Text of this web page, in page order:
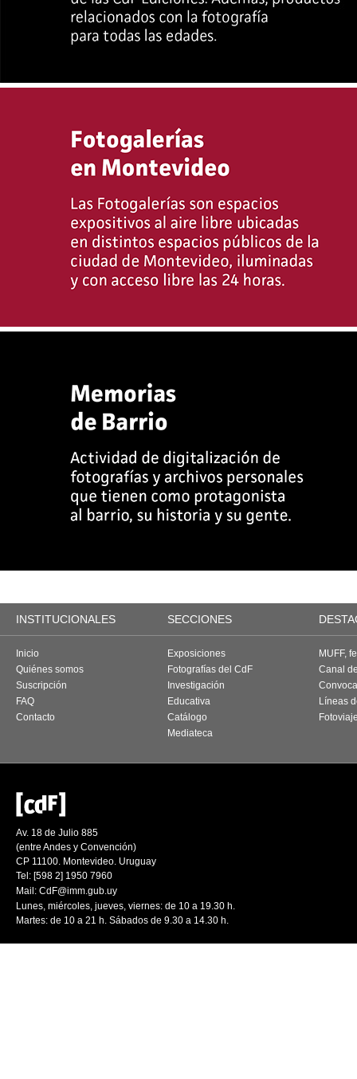
INSTITUCIONALES SECCIONES
Inicio
Quiénes somos
Suscripción
FAQ
Contacto
Exposiciones
Fotografías del CdF
Investigación
Educativa
Catálogo
Mediateca
MUFF,
Canal
Líneas
Av. 18 de Julio 885
(entre Andes y Convención)
CP 11100. Montevideo. Uruguay
Tel: [598 2] 1950 7960
Mail: CdF@imm.gub.uy
Lunes, miércoles, jueves, viernes: de 10 a 19.30 h.
Martes: de 10 a 21 h. Sábados de 9.30 a 14.30 h.